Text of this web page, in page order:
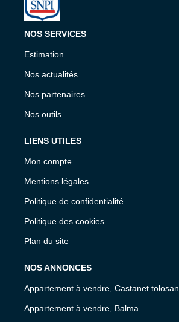
NOS SERVICES
Estimation
Nos actualités
Nos partenaires
Nos outils
LIENS UTILES
Mon compte
Mentions légales
Politique de confidentialité
Politique des cookies
Plan du site
NOS ANNONCES
Appartement à vendre, Castanet tolosan
Appartement à vendre, Balma